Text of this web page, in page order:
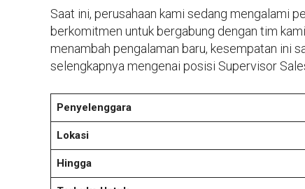
Saat ini, perusahaan kami sedang mengalami
berkomitmen untuk bergabung dengan tim
menambah pengalaman baru, kesempatan ini
selengkapnya mengenai posisi Supervisor
Penyelenggara
Lokasi
Hingga